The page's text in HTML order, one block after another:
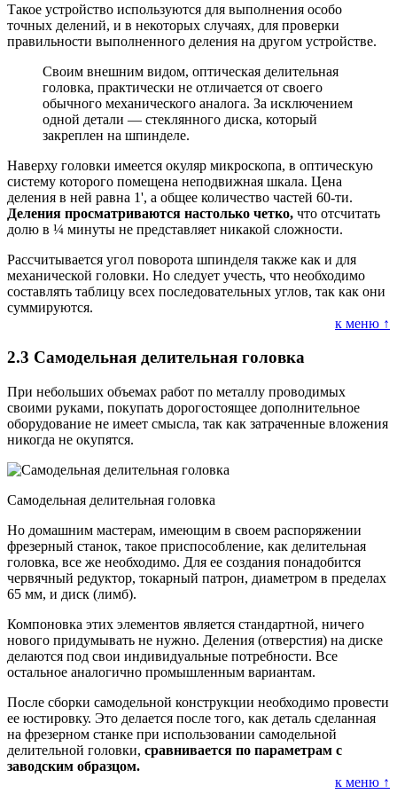
Такое устройство используются для выполнения особо
точных делений, и в некоторых случаях, для проверки
правильности выполненного деления на другом устройстве.
Своим внешним видом, оптическая делительная
головка, практически не отличается от своего
обычного механического аналога. За исключением
одной детали — стеклянного диска, который
закреплен на шпинделе.
Наверху головки имеется окуляр микроскопа, в оптическую
систему которого помещена неподвижная шкала. Цена
деления в ней равна 1', а общее количество частей 60-ти.
Деления просматриваются настолько четко, что отсчитать
долю в ¼ минуты не представляет никакой сложности.
Рассчитывается угол поворота шпинделя также как и для
механической головки. Но следует учесть, что необходимо
составлять таблицу всех последовательных углов, так как они
суммируются.
к меню ↑
2.3 Самодельная делительная головка
При небольших объемах работ по металлу проводимых
своими руками, покупать дорогостоящее дополнительное
оборудование не имеет смысла, так как затраченные вложения
никогда не окупятся.
Самодельная делительная головка
Но домашним мастерам, имеющим в своем распоряжении
фрезерный станок, такое приспособление, как делительная
головка, все же необходимо. Для ее создания понадобится
червячный редуктор, токарный патрон, диаметром в пределах
65 мм, и диск (лимб).
Компоновка этих элементов является стандартной, ничего
нового придумывать не нужно. Деления (отверстия) на диске
делаются под свои индивидуальные потребности. Все
остальное аналогично промышленным вариантам.
После сборки самодельной конструкции необходимо провести
ее юстировку. Это делается после того, как деталь сделанная
на фрезерном станке при использовании самодельной
делительной головки, сравнивается по параметрам с
заводским образцом.
к меню ↑